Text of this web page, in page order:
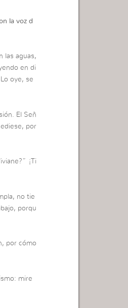
la voz d
las aguas,
en di
oye, se
El Señ
por
¡Ti
no tie
porqu
por cómo
mire